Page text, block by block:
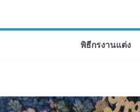
พิธีกรงานแต่ง